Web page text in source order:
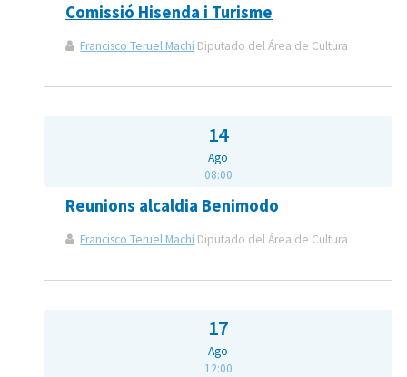
Comissió Hisenda i Turisme
Francisco Teruel Machí Diputado del Área de Cultura
14
Ago
08:00
Reunions alcaldia Benimodo
Francisco Teruel Machí Diputado del Área de Cultura
17
Ago
12:00